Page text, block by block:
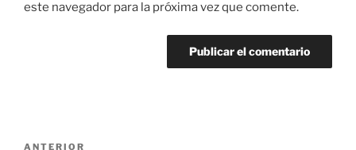
este navegador para la próxima vez que comente.
Navegación
ANTERIOR